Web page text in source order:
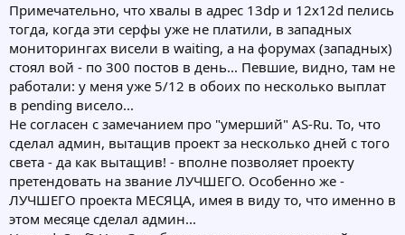
Примечательно, что хвалы в адрес 13dp и 12x12d пелись
тогда, когда эти серфы уже не платили, в западных
мониторингах висели в waiting, а на форумах (западных)
стоял вой - по 300 постов в день... Певшие, видно, там не
работали: у меня уже 5/12 в обоих по несколько выплат
в pending висело...
Не согласен с замечанием про "умерший" AS-Ru. То, что
сделал админ, вытащив проект за несколько дней с того
света - да как вытащив! - вполне позволяет проекту
претендовать на звание ЛУЧШЕГО. Особенно же -
ЛУЧШЕГО проекта МЕСЯЦА, имея в виду то, что именно в
этом месяце сделал админ...